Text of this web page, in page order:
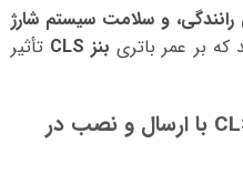
و سلامت سیستم شارژ
بر عمر باتری بنز CLS
تأثیر
خرید آنلاین باتری برای بنز CLS با ارسال و نصب در